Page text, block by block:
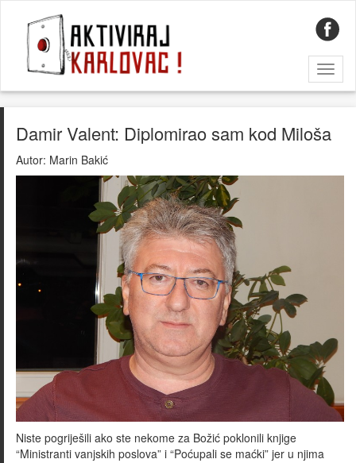
Damir Valent: Diplomirao sam kod Miloša
Autor: Marin Bakić
Niste pogriješili ako ste nekome za Božić poklonili knjige
“Ministranti vanjskih poslova” i “Poćupali se maćki” jer u njima